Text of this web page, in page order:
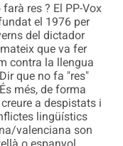
res ? El PP-Vox
el 1976 per
del dictador
que va fer
contra la llengua
que no fa "res"
més, de forma
a despistats i
lingüístics
valenciana son